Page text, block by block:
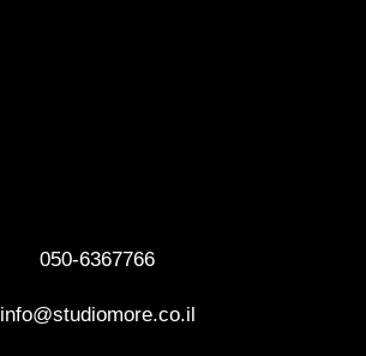
050-6367766
info@studiomore.co.il